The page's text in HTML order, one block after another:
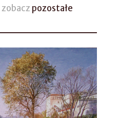
zobacz pozostałe